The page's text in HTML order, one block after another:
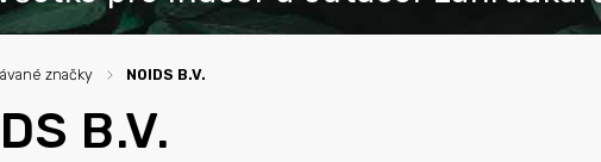
značky / NOIDS B.V.
B.V.